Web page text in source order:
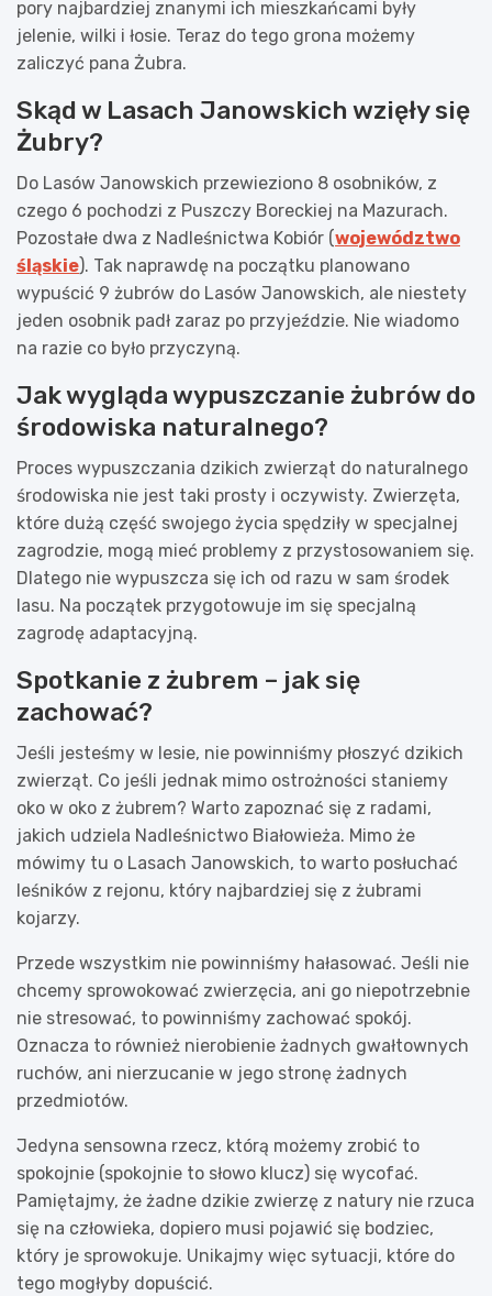
pory najbardziej znanymi ich mieszkańcami były
jelenie, wilki i łosie. Teraz do tego grona możemy
zaliczyć pana Żubra.
Skąd w Lasach Janowskich wzięły się
Żubry?
Do Lasów Janowskich przewieziono 8 osobników, z
czego 6 pochodzi z Puszczy Boreckiej na Mazurach.
Pozostałe dwa z Nadleśnictwa Kobiór (województwo
śląskie). Tak naprawdę na początku planowano
wypuścić 9 żubrów do Lasów Janowskich, ale niestety
jeden osobnik padł zaraz po przyjeździe. Nie wiadomo
na razie co było przyczyną.
Jak wygląda wypuszczanie żubrów do
środowiska naturalnego?
Proces wypuszczania dzikich zwierząt do naturalnego
środowiska nie jest taki prosty i oczywisty. Zwierzęta,
które dużą część swojego życia spędziły w specjalnej
zagrodzie, mogą mieć problemy z przystosowaniem się.
Dlatego nie wypuszcza się ich od razu w sam środek
lasu. Na początek przygotowuje im się specjalną
zagrodę adaptacyjną.
Spotkanie z żubrem – jak się
zachować?
Jeśli jesteśmy w lesie, nie powinniśmy płoszyć dzikich
zwierząt. Co jeśli jednak mimo ostrożności staniemy
oko w oko z żubrem? Warto zapoznać się z radami,
jakich udziela Nadleśnictwo Białowieża. Mimo że
mówimy tu o Lasach Janowskich, to warto posłuchać
leśników z rejonu, który najbardziej się z żubrami
kojarzy.
Przede wszystkim nie powinniśmy hałasować. Jeśli nie
chcemy sprowokować zwierzęcia, ani go niepotrzebnie
nie stresować, to powinniśmy zachować spokój.
Oznacza to również nierobienie żadnych gwałtownych
ruchów, ani nierzucanie w jego stronę żadnych
przedmiotów.
Jedyna sensowna rzecz, którą możemy zrobić to
spokojnie (spokojnie to słowo klucz) się wycofać.
Pamiętajmy, że żadne dzikie zwierzę z natury nie rzuca
się na człowieka, dopiero musi pojawić się bodziec,
który je sprowokuje. Unikajmy więc sytuacji, które do
tego mogłyby dopuścić.